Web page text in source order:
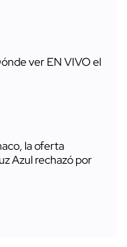
ver EN VIVO el
la oferta
Azul rechazó por